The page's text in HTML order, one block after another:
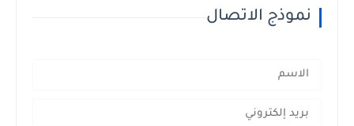
نموذج الاتصال